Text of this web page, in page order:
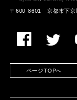
〒600-8601 京都市下京
ページTOPへ